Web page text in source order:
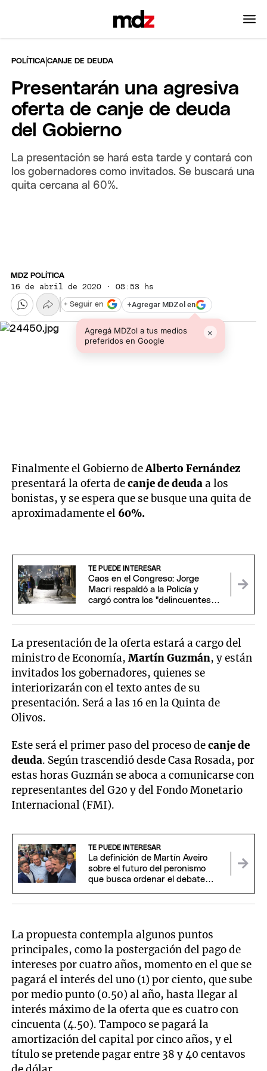
POLÍTICA |CANJE DE DEUDA
Presentarán una agresiva
oferta de canje de deuda
del Gobierno
La presentación se hará esta tarde y contará con
los gobernadores como invitados. Se buscará una
quita cercana al 60%.
MDZ POLÍTICA
16 de abril de 2020 · 08:53 hs
+Agregar MDZol en
Agregá MDZol a tus medios
preferidos en Google
×
+ Seguir en
Finalmente el Gobierno deAlberto Fernández
presentará la oferta decanje de deudaa los
bonistas, y se espera que se busque una quita de
aproximadamente el 60%.
TE PUEDE INTERESAR
Caos en el Congreso: Jorge
Macri respaldó a la Policía y
cargó contra los "delincuentes
La presentación de la oferta estará a cargo del
ministro de Economía,Martín Guzmán, y están
invitados los gobernadores, quienes se
interiorizarán con el texto antes de su
presentación. Será a las 16 en la Quinta de
Olivos.
Este será el primer paso del proceso decanje de
deuda. Según trascendió desde Casa Rosada, por
estas horas Guzmán se aboca a comunicarse con
representantes del G20 y del Fondo Monetario
Internacional (FMI).
TE PUEDE INTERESAR
La definición de Martín Aveiro
sobre el futuro del peronismo
que busca ordenar el debate
La propuesta contempla algunos puntos
principales, como la postergación del pago de
intereses por cuatro años, momento en el que se
pagará el interés del uno (1) por ciento, que sube
por medio punto (0.50) al año, hasta llegar al
interés máximo de la oferta que es cuatro con
cincuenta (4.50). Tampoco se pagará la
amortización del capital por cinco años, y el
título se pretende pagar entre 38 y 40 centavos